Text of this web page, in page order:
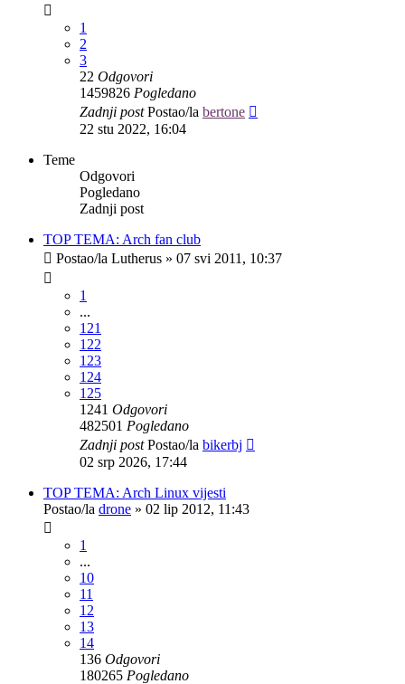
1
2
3
22 Odgovori
1459826 Pogledano
Zadnji postPostao/la bertone
22 stu 2022, 16:04
Teme
Odgovori
Pogledano
Zadnji post
TOP TEMA: Arch fan club
Postao/la Lutherus » 07 svi 2011, 10:37
1
...
121
122
123
124
125
1241 Odgovori
482501 Pogledano
Zadnji postPostao/la bikerbj
02 srp 2026, 17:44
TOP TEMA: Arch Linux vijesti
Postao/la drone » 02 lip 2012, 11:43
1
...
10
11
12
13
14
136 Odgovori
180265 Pogledano